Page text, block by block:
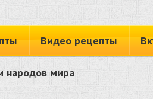
Видео рецепты
народов мира